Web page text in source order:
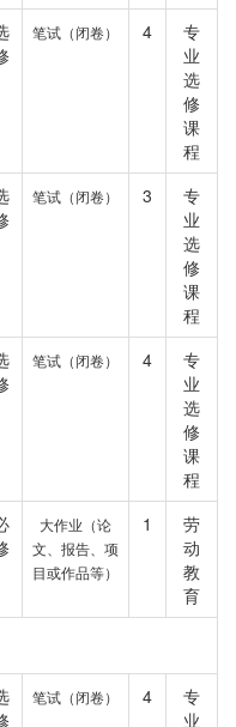
笔试（闭卷） 4
专
业
选
修
课
程
笔试（闭卷） 3
专
业
选
修
课
程
笔试（闭卷） 4
专
业
选
修
课
程
大作业（论
文、报告、项
目或作品等）
1
劳
动
教
育
笔试（闭卷） 4
专
业